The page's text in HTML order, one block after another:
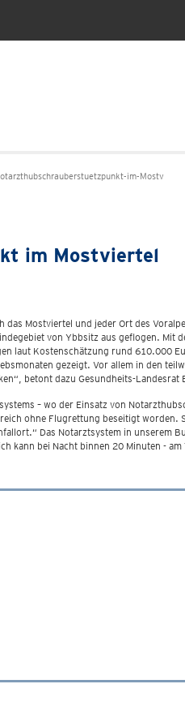
im-Mostv
im Mostviertel
Mostviertel und jeder Ort des
von Ybbsitz aus geflogen. Mit
laut Kostenschätzung rund 610.000
gezeigt. Vor allem in den
betont dazu Gesundheits-Landesrat
– wo der Einsatz von
ohne Flugrettung beseitigt
Das Notarztsystem in unserem
kann bei Nacht binnen 20 Minuten -